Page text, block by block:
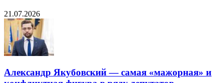
21.07.2026
Александр Якубовский — самая «мажорная» и